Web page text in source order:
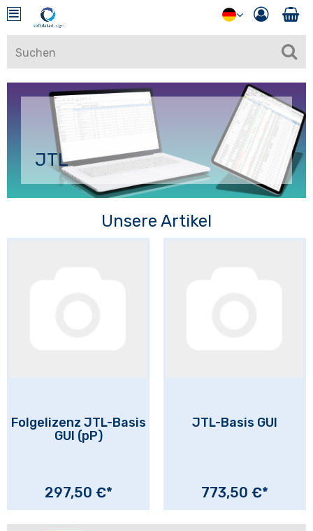
JTL
Unsere Artikel
Folgelizenz JTL-Basis
GUI (pP)
297,50 €*
JTL-Basis GUI
773,50 €*